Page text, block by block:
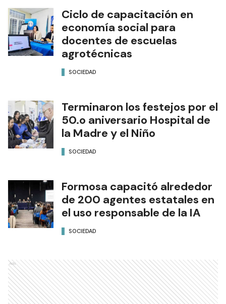
Ciclo de capacitación en
economía social para
docentes de escuelas
agrotécnicas
SOCIEDAD
Terminaron los festejos por el
50.o aniversario Hospital de
la Madre y el Niño
SOCIEDAD
Formosa capacitó alrededor
de 200 agentes estatales en
el uso responsable de la IA
SOCIEDAD
Ads